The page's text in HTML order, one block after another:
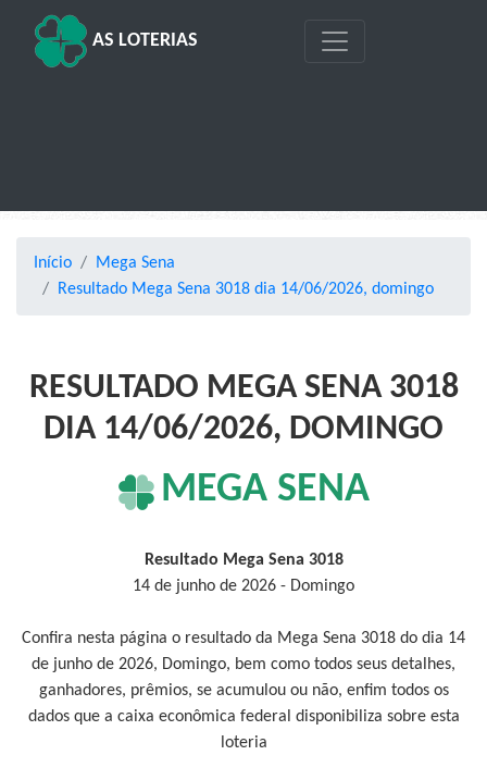
AS LOTERIAS
Início
Mega Sena
Resultado Mega Sena 3018 dia 14/06/2026, domingo
RESULTADO MEGA SENA 3018
DIA 14/06/2026, DOMINGO
MEGA SENA
Resultado Mega Sena 3018
14 de junho de 2026 - Domingo
Confira nesta página o resultado da Mega Sena 3018 do dia 14
de junho de 2026, Domingo, bem como todos seus detalhes,
ganhadores, prêmios, se acumulou ou não, enfim todos os
dados que a caixa econômica federal disponibiliza sobre esta
loteria